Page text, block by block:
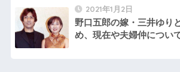
2021年1月2日
野口五郎の嫁・三井ゆり
め、現在や夫婦仲につい